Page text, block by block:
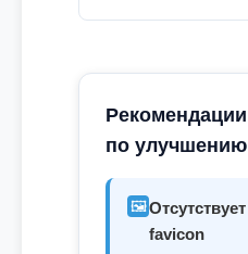
Рекомендации
по улучшению
🖼️Отсутствует
favicon